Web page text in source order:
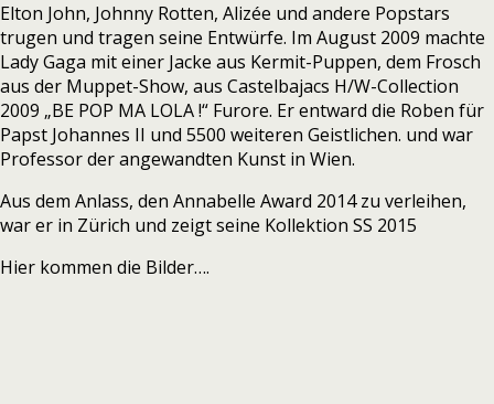
Elton John, Johnny Rotten, Alizée und andere Popstars
trugen und tragen seine Entwürfe. Im August 2009 machte
Lady Gaga mit einer Jacke aus Kermit-Puppen, dem Frosch
aus der Muppet-Show, aus Castelbajacs H/W-Collection
2009 „BE POP MA LOLA !“ Furore. Er entward die Roben für
Papst Johannes II und 5500 weiteren Geistlichen. und war
Professor der angewandten Kunst in Wien.
Aus dem Anlass, den Annabelle Award 2014 zu verleihen,
war er in Zürich und zeigt seine Kollektion SS 2015
Hier kommen die Bilder….